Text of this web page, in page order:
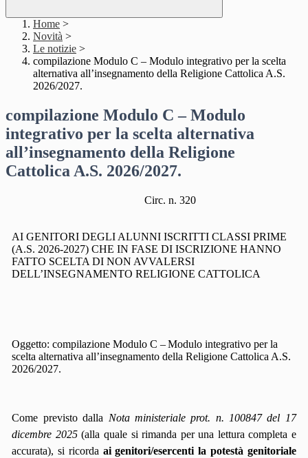
Home >
Novità >
Le notizie >
compilazione Modulo C – Modulo integrativo per la scelta
alternativa all’insegnamento della Religione Cattolica A.S.
2026/2027.
compilazione Modulo C – Modulo
integrativo per la scelta alternativa
all’insegnamento della Religione
Cattolica A.S. 2026/2027.
Circ. n. 320
AI GENITORI DEGLI ALUNNI ISCRITTI CLASSI PRIME
(A.S. 2026-2027) CHE IN FASE DI ISCRIZIONE HANNO
FATTO SCELTA DI NON AVVALERSI
DELL’INSEGNAMENTO RELIGIONE CATTOLICA
Oggetto: compilazione Modulo C – Modulo integrativo per la
scelta alternativa all’insegnamento della Religione Cattolica A.S.
2026/2027.
Come previsto dalla Nota ministeriale prot. n. 100847 del 17
dicembre 2025(alla quale si rimanda per una lettura completa e
accurata), si ricorda ai genitori/esercenti la potestà genitoriale